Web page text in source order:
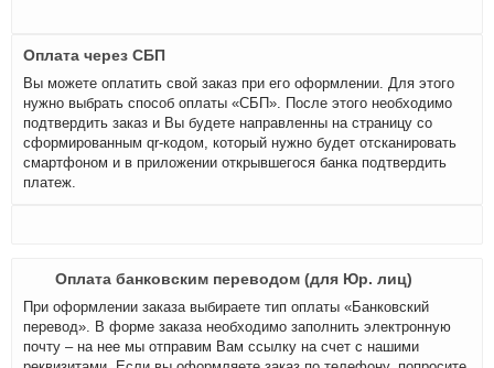
Оплата через СБП
Вы можете оплатить свой заказ при его оформлении. Для этого
нужно выбрать способ оплаты «СБП». После этого необходимо
подтвердить заказ и Вы будете направленны на страницу со
сформированным qr-кодом, который нужно будет отсканировать
смартфоном и в приложении открывшегося банка подтвердить
платеж.
Оплата банковским переводом (для Юр. лиц)
При оформлении заказа выбираете тип оплаты «Банковский
перевод». В форме заказа необходимо заполнить электронную
почту – на нее мы отправим Вам ссылку на счет с нашими